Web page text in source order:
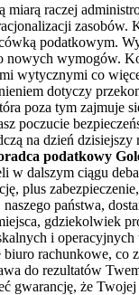
miarą raczej
zasobów.
podatkowym.
wymogów.
wytycznymi co
dotyczy
poza tym zajmuje
poczucie
na dzień
podatkowy
w dalszym ciągu
plus
państwa,
gdziekolwiek
i
rachunkowe,
do rezultatów
gwarancję, że